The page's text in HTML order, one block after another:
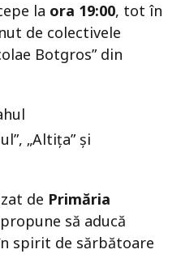
la ora 19:00, tot în
de colectivele
Botgros” din
„Altița” și
de Primăria
să aducă
spirit de sărbătoare